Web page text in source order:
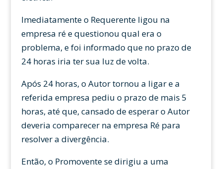
Imediatamente o Requerente ligou na
empresa ré e questionou qual era o
problema, e foi informado que no prazo de
24 horas iria ter sua luz de volta.
Após 24 horas, o Autor tornou a ligar e a
referida empresa pediu o prazo de mais 5
horas, até que, cansado de esperar o Autor
deveria comparecer na empresa Ré para
resolver a divergência.
Então, o Promovente se dirigiu a uma